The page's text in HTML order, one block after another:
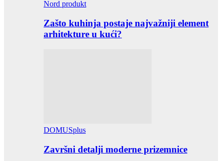
Nord produkt
Zašto kuhinja postaje najvažniji element
arhitekture u kući?
DOMUSplus
Završni detalji moderne prizemnice